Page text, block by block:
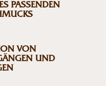
PASSENDEN
VON
UND